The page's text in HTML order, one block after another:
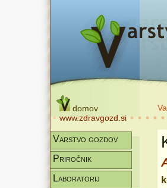
domov
www.zdravgozd.si
Varstvo gozdov
Priročnik
Laboratorij